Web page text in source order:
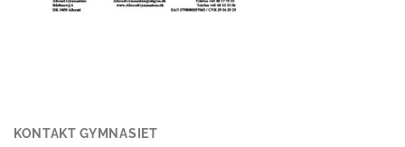
KONTAKT GYMNASIET